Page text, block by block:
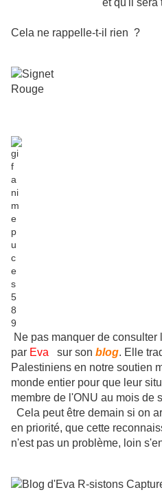
et qu 'il
Cela ne rappelle-t-il rien ?
Ne pas manquer de consulter
par Eva sur son blog. Elle
Palestiniens en notre soutien
monde entier pour que leur
membre de l'ONU au mois de
Cela peut être demain si on
en priorité, que cette
n'est pas un problème, loin